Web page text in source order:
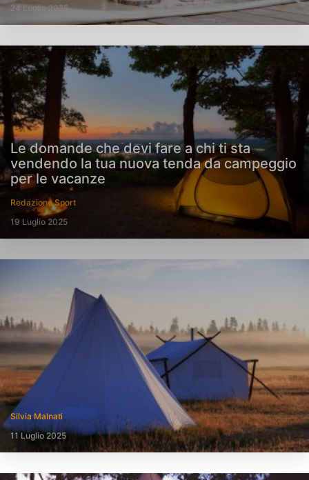
24 Luglio 2025
Le domande che devi fare a chi ti sta
vendendo la tua nuova tenda da campeggio
per le vacanze
Redazione Sport
19 Luglio 2025
Silvia Malnati
11 Luglio 2025